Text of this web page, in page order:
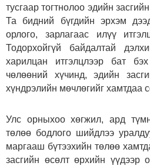
тусгаар тогтнолоо эдийн
Та бидний бүгдийн эрхэм
орлого, зарлагаас илүү
Тодорхойгүй байдалтай
харилцан итгэлцлээр бат
чөлөөний хүчинд, эдийн
хүндрэлийн мөчлөгийг хамтдаа
Улс орныхоо хөгжил, ард
төлөө бодлого шийдлээ
маргааш бүтээхийн төлөө
засгийн өсөлт өрхийн үүдээр